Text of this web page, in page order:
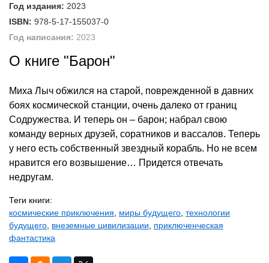
Год издания: 2023
ISBN: 978-5-17-155037-0
Год написания: 2023
О книге "Барон"
Миха Лыч обжился на старой, поврежденной в давних
боях космической станции, очень далеко от границ
Содружества. И теперь он – барон; набрал свою
команду верных друзей, соратников и вассалов. Теперь
у него есть собственный звездный корабль. Но не всем
нравится его возвышение… Придется отвечать
недругам.
Теги книги:
космические приключения
миры будущего технологии
будущего внеземные цивилизации
приключенческая
фантастика